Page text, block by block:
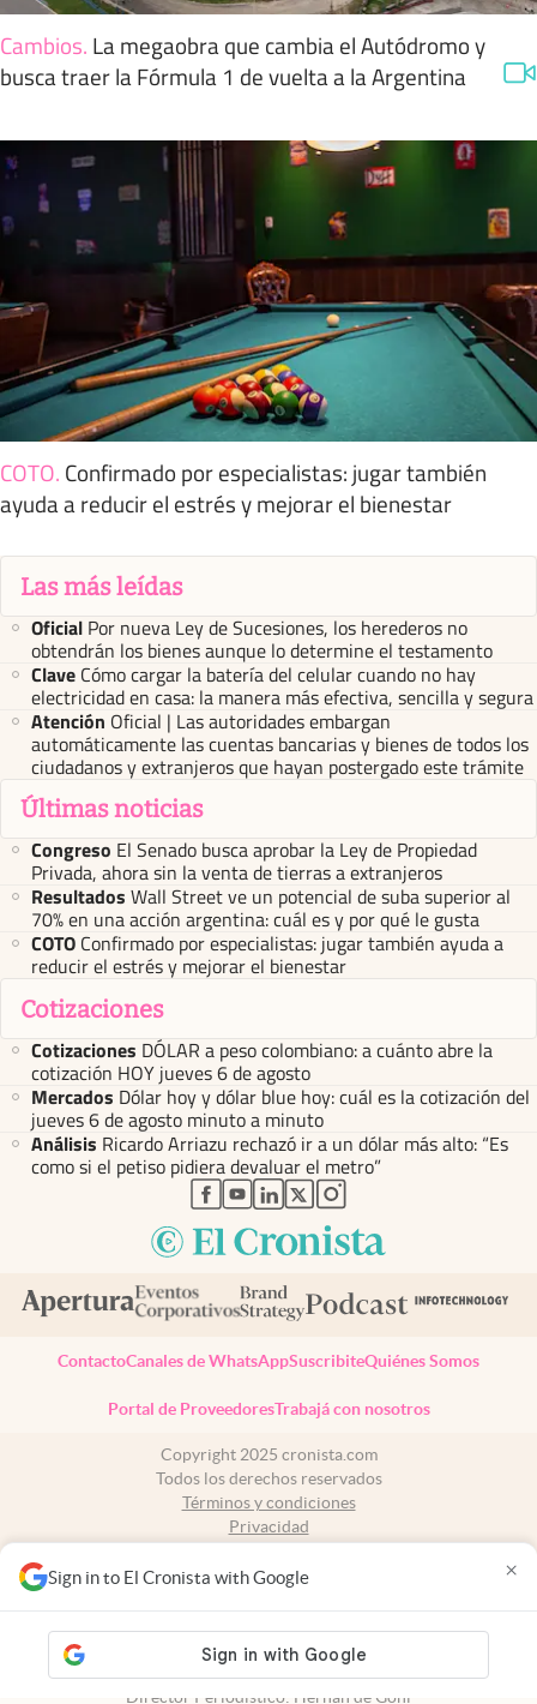
Sign in to El Cronista with Google ×
Cambios. La megaobra que cambia el Autódromo y
busca traer la Fórmula 1 de vuelta a la Argentina
COTO. Confirmado por especialistas: jugar también
ayuda a reducir el estrés y mejorar el bienestar
Las más leídas
Oficial Por nueva Ley de Sucesiones, los herederos no
obtendrán los bienes aunque lo determine el testamento
Clave Cómo cargar la batería del celular cuando no hay
electricidad en casa: la manera más efectiva, sencilla y segura
Atención Oficial | Las autoridades embargan
automáticamente las cuentas bancarias y bienes de todos los
ciudadanos y extranjeros que hayan postergado este trámite
Últimas noticias
Congreso El Senado busca aprobar la Ley de Propiedad
Privada, ahora sin la venta de tierras a extranjeros
Resultados Wall Street ve un potencial de suba superior al
70% en una acción argentina: cuál es y por qué le gusta
COTO Confirmado por especialistas: jugar también ayuda a
reducir el estrés y mejorar el bienestar
Cotizaciones
Cotizaciones DÓLAR a peso colombiano: a cuánto abre la
cotización HOY jueves 6 de agosto
Mercados Dólar hoy y dólar blue hoy: cuál es la cotización del
jueves 6 de agosto minuto a minuto
Análisis Ricardo Arriazu rechazó ir a un dólar más alto: “Es
como si el petiso pidiera devaluar el metro”
abre en nueva pestaña
abre en nueva pestaña
abre en nueva pestaña
abre en nueva pestaña
abre en nueva pestaña
ContactoCanales de WhatsAppSuscribiteQuiénes Somos
Portal de ProveedoresTrabajá con nosotros
Copyright 2025 cronista.com
Todos los derechos reservados
Términos y condiciones
Privacidad
Tel: +54 11 7078-3270
propiedad intelectual: 56576959
N° de edición: 10.949 - 6 de agosto de 2026
Director Periodístico: Hernán de Goñi